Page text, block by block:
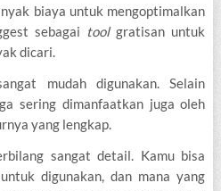
biaya untuk mengoptimalkan
sebagai toolgratisan untuk
dicari.
mudah digunakan. Selain
sering dimanfaatkan juga oleh
yang lengkap.
sangat detail. Kamu bisa
digunakan, dan mana yang